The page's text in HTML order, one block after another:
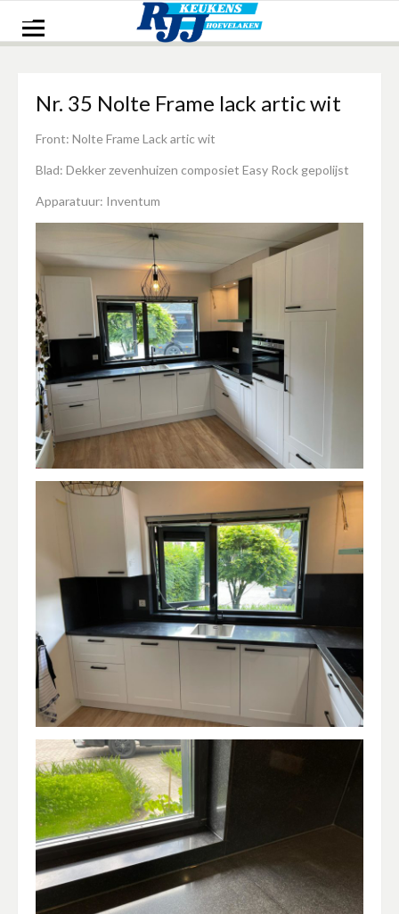
inhoud
Nr. 35 Nolte Frame lack artic wit
Front: Nolte Frame Lack artic wit
Blad: Dekker zevenhuizen composiet Easy Rock gepolijst
Apparatuur: Inventum